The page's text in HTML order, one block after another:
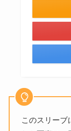
このスリーブ